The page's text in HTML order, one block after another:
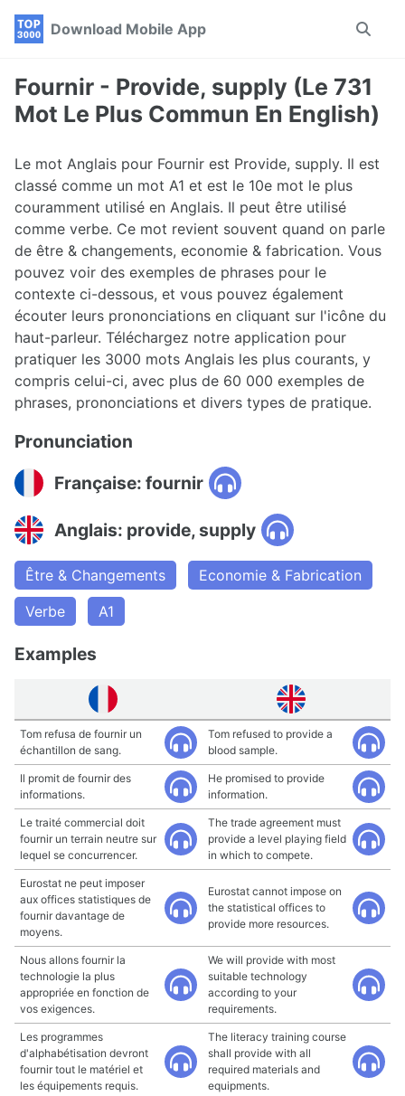
Skip
navigation
Skip
Skip
Download Mobile App
Toggle
Fournir - Provide, supply (Le 731
Mot Le Plus Commun En English)
Le mot Anglais pour Fournir est Provide, supply. Il est
classé comme un mot A1 et est le 10e mot le plus
couramment utilisé en Anglais. Il peut être utilisé
comme verbe. Ce mot revient souvent quand on parle
de être & changements, economie & fabrication. Vous
pouvez voir des exemples de phrases pour le
contexte ci-dessous, et vous pouvez également
écouter leurs prononciations en cliquant sur l'icône du
haut-parleur. Téléchargez notre application pour
pratiquer les 3000 mots Anglais les plus courants, y
compris celui-ci, avec plus de 60 000 exemples de
phrases, prononciations et divers types de pratique.
Pronunciation
Française: fournir
Anglais: provide, supply
Être & Changements
Economie & Fabrication
Verbe
A1
Examples
Tom refusa de fournir un
échantillon de sang.
Tom refused to provide a
blood sample.
Il promit de fournir des
informations.
He promised to provide
information.
Le traité commercial doit
fournir un terrain neutre sur
lequel se concurrencer.
The trade agreement must
provide a level playing field
in which to compete.
Eurostat ne peut imposer
aux offices statistiques de
fournir davantage de
moyens.
Eurostat cannot impose on
the statistical offices to
provide more resources.
Nous allons fournir la
technologie la plus
appropriée en fonction de
vos exigences.
We will provide with most
suitable technology
according to your
requirements.
Les programmes
d'alphabétisation devront
fournir tout le matériel et
les équipements requis.
The literacy training course
shall provide with all
required materials and
equipments.